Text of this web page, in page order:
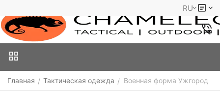
RU
Главная / Тактическая одежда / Военная форма Ужгород